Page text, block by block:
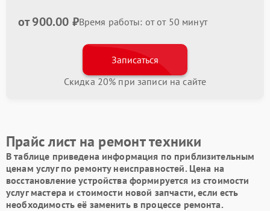
от 900.00 ₽Время работы: от от 50 минут
Записаться
Скидка 20% при записи на сайте
Прайс лист на ремонт техники
В таблице приведена информация по приблизительным
ценам услуг по ремонту неисправностей. Цена на
восстановление устройства формируется из стоимости
услуг мастера и стоимости новой запчасти, если есть
необходимость её заменить в процессе ремонта.